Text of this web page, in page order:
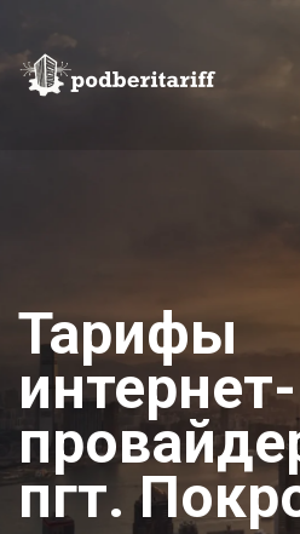
Тарифы
интернет-
пгт.